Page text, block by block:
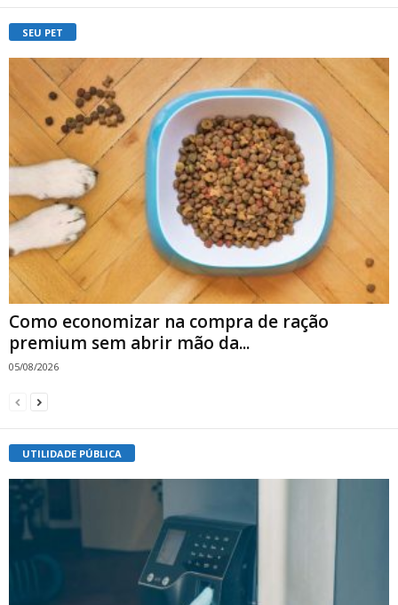
SEU PET
Como economizar na compra de ração
premium sem abrir mão da...
05/08/2026
UTILIDADE PÚBLICA